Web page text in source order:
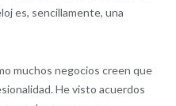
es, sencillamente, una
muchos negocios creen que
He visto acuerdos